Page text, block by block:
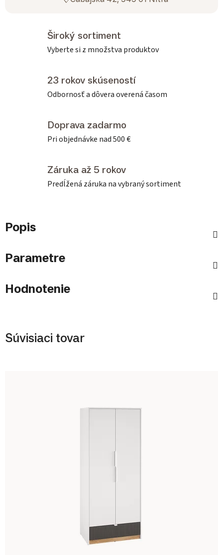
Široký sortiment
Vyberte si z množstva produktov
23 rokov skúseností
Odbornosť a dôvera overená časom
Doprava zadarmo
Pri objednávke nad 500 €
Záruka až 5 rokov
Predĺžená záruka na vybraný sortiment
Popis
Parametre
Hodnotenie
Súvisiaci tovar